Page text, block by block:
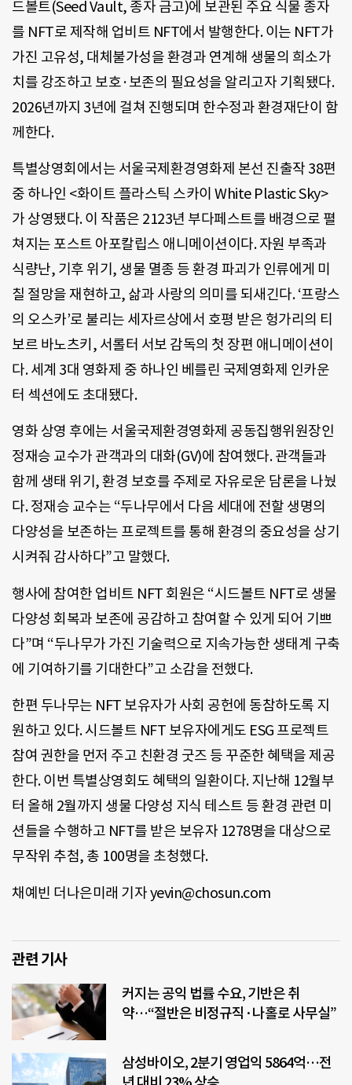
드볼트(Seed Vault, 종자 금고)에 보관된 주요 식물 종자
를 NFT로 제작해 업비트 NFT에서 발행한다. 이는 NFT가
가진 고유성, 대체불가성을 환경과 연계해 생물의 희소가
치를 강조하고 보호·보존의 필요성을 알리고자 기획됐다.
2026년까지 3년에 걸쳐 진행되며 한수정과 환경재단이 함
께한다.
특별상영회에서는 서울국제환경영화제 본선 진출작 38편
중 하나인 <화이트 플라스틱 스카이 White Plastic Sky>
가 상영됐다. 이 작품은 2123년 부다페스트를 배경으로 펼
쳐지는 포스트 아포칼립스 애니메이션이다. 자원 부족과
식량난, 기후 위기, 생물 멸종 등 환경 파괴가 인류에게 미
칠 절망을 재현하고, 삶과 사랑의 의미를 되새긴다. ‘프랑스
의 오스카’로 불리는 세자르상에서 호평 받은 헝가리의 티
보르 바노츠키, 서롤터 서보 감독의 첫 장편 애니메이션이
다. 세계 3대 영화제 중 하나인 베를린 국제영화제 인카운
터 섹션에도 초대됐다.
영화 상영 후에는 서울국제환경영화제 공동집행위원장인
정재승 교수가 관객과의 대화(GV)에 참여했다. 관객들과
함께 생태 위기, 환경 보호를 주제로 자유로운 담론을 나눴
다. 정재승 교수는 “두나무에서 다음 세대에 전할 생명의
다양성을 보존하는 프로젝트를 통해 환경의 중요성을 상기
시켜줘 감사하다”고 말했다.
행사에 참여한 업비트 NFT 회원은 “시드볼트 NFT로 생물
다양성 회복과 보존에 공감하고 참여할 수 있게 되어 기쁘
다”며 “두나무가 가진 기술력으로 지속가능한 생태계 구축
에 기여하기를 기대한다”고 소감을 전했다.
한편 두나무는 NFT 보유자가 사회 공헌에 동참하도록 지
원하고 있다. 시드볼트 NFT 보유자에게도 ESG 프로젝트
참여 권한을 먼저 주고 친환경 굿즈 등 꾸준한 혜택을 제공
한다. 이번 특별상영회도 혜택의 일환이다. 지난해 12월부
터 올해 2월까지 생물 다양성 지식 테스트 등 환경 관련 미
션들을 수행하고 NFT를 받은 보유자 1278명을 대상으로
무작위 추첨, 총 100명을 초청했다.
채예빈 더나은미래 기자 yevin@chosun.com
관련 기사
커지는 공익 법률 수요, 기반은 취
약…“절반은 비정규직·나홀로 사무실”
삼성바이오, 2분기 영업익 5864억…전